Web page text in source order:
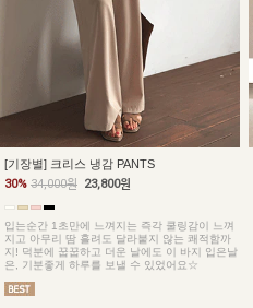
[기장별] 크리스 냉감 PANTS
30% 34,000원 23,800원
입는순간 1초만에 느껴지는 즉각 쿨링감이 느껴
지고 아무리 땀 흘려도 달라붙지 않는 쾌적함까
지! 덕분에 꿉꿉하고 더운 날에도 이 바지 입은날
은, 기분좋게 하루를 보낼 수 있었어요☆